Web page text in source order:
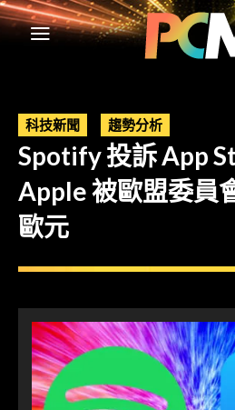
科技新聞 趨勢分析
Spotify 投訴 App
Apple 被歐盟委員
歐元